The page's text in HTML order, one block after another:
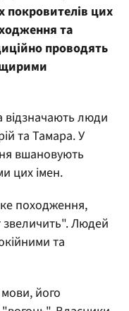
покровителів цих
та
проводять
щирими
відзначають люди
та Тамара. У
вшановують
цих імен.
походження,
звеличить". Людей
та
його